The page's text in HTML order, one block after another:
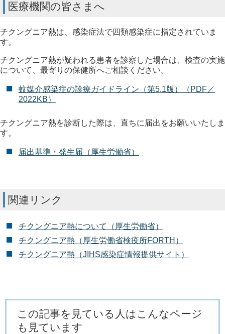
医療機関の皆さまへ
チクングニア熱は、感染症法で四類感染症に指定されていま
す。
チクングニア熱が疑われる患者を診察した場合は、検査の実施
について、最寄りの保健所へご相談ください。
蚊媒介感染症の診療ガイドライン（第5.1版）（PDF／
2022KB）
チクングニア熱を診断した際は、直ちに届出をお願いいたしま
す。
届出基準・発生届（厚生労働省）
関連リンク
チクングニア熱について（厚生労働省）
チクングニア熱（厚生労働省検疫所FORTH）
チクングニア熱（JIHS感染症情報提供サイト）
この記事を見ている人はこんなページ
も見ています